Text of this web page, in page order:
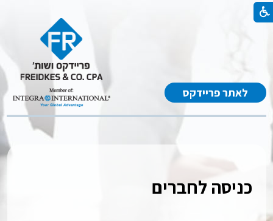
לאתר פריידקס
כניסה לחברים